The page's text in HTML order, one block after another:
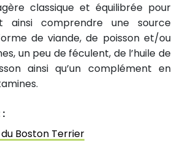
classique et équilibrée pour
ainsi comprendre une source
de viande, de poisson et/ou
un peu de féculent, de l’huile de
ainsi qu’un complément en
Boston Terrier